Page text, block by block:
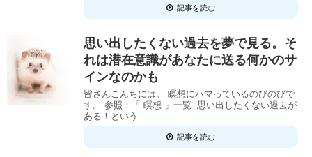
記事を読む
思い出したくない過去を夢で見る。そ
れは潜在意識があなたに送る何かのサ
インなのかも
皆さんこんちには。 瞑想にハマっているのびのびで
す。 参照：「 瞑想 」一覧 思い出したくない過去が
ある！という...
記事を読む